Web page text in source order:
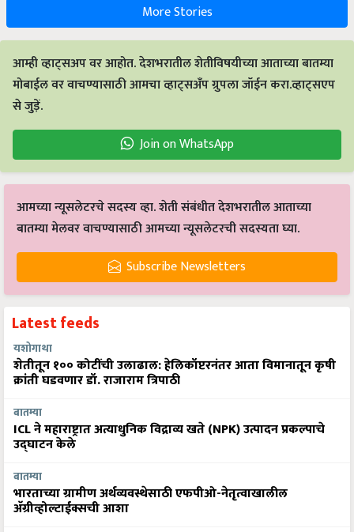
More Stories
आम्ही व्हाट्सअप वर आहोत. देशभरातील शेतीविषयीच्या आताच्या बातम्या
मोबाईल वर वाचण्यासाठी आमचा व्हाट्सअँप ग्रुपला जॉईन करा.व्हाट्सएप
से जुड़ें.
Join on WhatsApp
आमच्या न्यूसलेटरचे सदस्य व्हा. शेती संबंधीत देशभरातील आताच्या
बातम्या मेलवर वाचण्यासाठी आमच्या न्यूसलेटरची सदस्यता घ्या.
Subscribe Newsletters
Latest feeds
यशोगाथा
शेतीतून १०० कोटींची उलाढाल: हेलिकॉप्टरनंतर आता विमानातून कृषी
क्रांती घडवणार डॉ. राजाराम त्रिपाठी
बातम्या
ICL ने महाराष्ट्रात अत्याधुनिक विद्राव्य खते (NPK) उत्पादन प्रकल्पाचे
उद्घाटन केले
बातम्या
भारताच्या ग्रामीण अर्थव्यवस्थेसाठी एफपीओ-नेतृत्वाखालील
अ‍ॅग्रीव्होल्टाईक्सची आशा